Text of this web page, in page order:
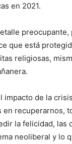
en 2021.
preocupante,
que está
religiosas,
impacto de la
recuperarnos,
la felicidad, las
neoliberal y lo